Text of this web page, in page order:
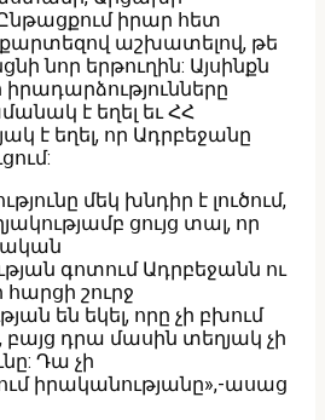
իրար հետ
աշխատելով, թե
նոր երթուղին: Այսինքն
իրադարձությունները
է եղել եւ ՀՀ
է եղել, որ Ադրբեջանը
մեկ խնդիր է լուծում,
ցույց տալ, որ
գոտում Ադրբեջանն ու
շուրջ
են եկել, որը չի բխում
դրա մասին տեղյակ չի
Դա չի
իրականությանը»,-ասաց